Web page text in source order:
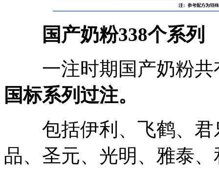
国产奶粉338个系列
一注时期国产奶粉共
国标系列过注。
包括伊利、飞鹤、君
品、圣元、光明、雅泰